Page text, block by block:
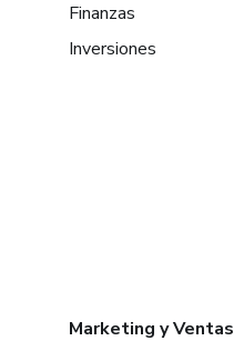
Finanzas
Inversiones
Marketing y Ventas